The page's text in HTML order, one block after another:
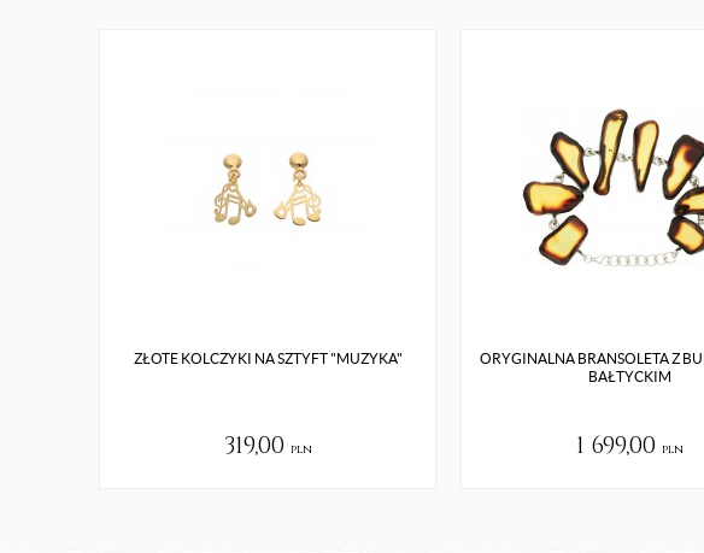
ZŁOTE KOLCZYKI NA SZTYFT "MUZYKA"
319,00 pln
ORYGINALNA BRANSOLETA Z
BAŁTYCKIM
1 699,00 pln